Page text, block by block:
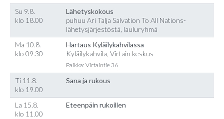
Su 9.8.
klo 18.00
Lähetyskokous
puhuu Ari Talja Salvation To All Nations-
lähetysjärjestöstä, lauluryhmä
Ma 10.8.
klo 09.30
Hartaus Kyläilykahvilassa
Kyläilykahvila, Virtain keskus
Paikka: Virtaintie 36
Ti 11.8.
klo 19.00
Sana ja rukous
La 15.8.
klo 11.00
Eteenpäin rukoillen